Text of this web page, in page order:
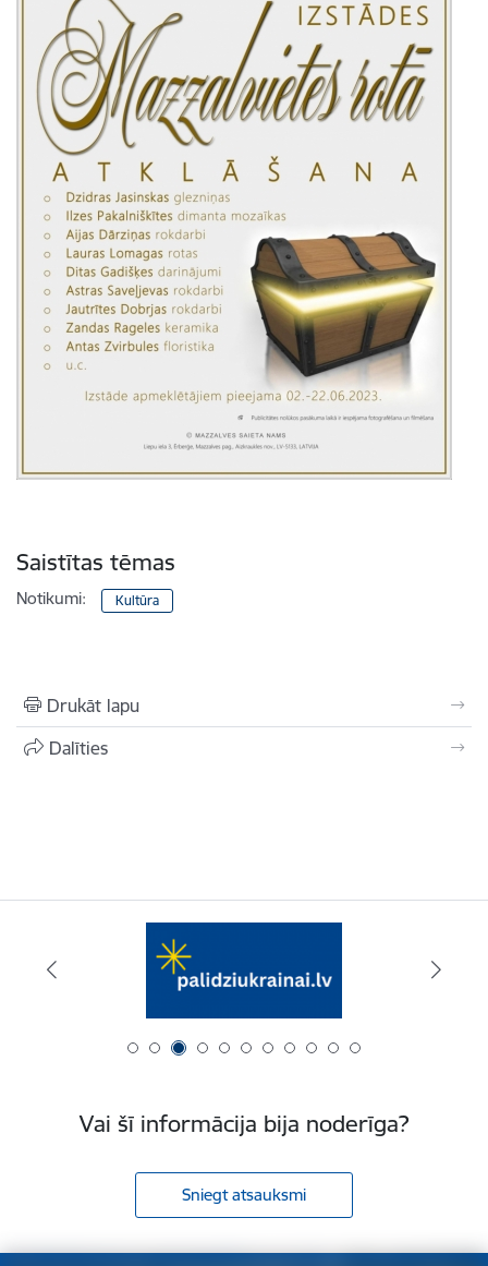
Saistītas tēmas
Notikumi: Kultūra
Drukāt lapu
Dalīties
Vai šī informācija bija noderīga?
Sniegt atsauksmi